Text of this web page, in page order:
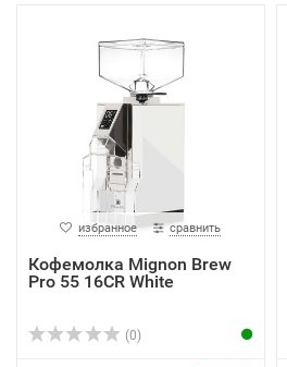
избранное сравнить
Кофемолка Mignon Brew
Pro 55 16CR White
(0)